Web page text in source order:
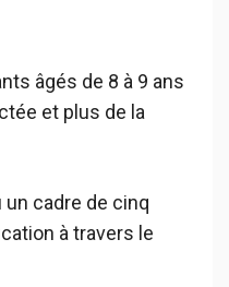
âgés de 8 à 9 ans
et plus de la
cadre de cinq
à travers le